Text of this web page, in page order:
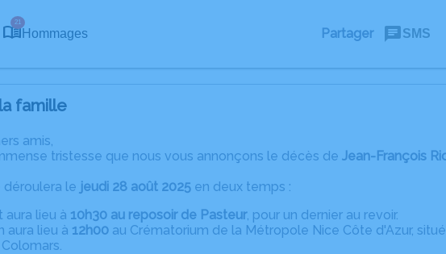
21
Hommages Partager SMS
famille
amis,
tristesse que nous vous annonçons le décès de Jean-François
déroulera le jeudi 28 août 2025 en deux temps :
aura lieu à 10h30 au reposoir de Pasteur, pour un dernier au revoir.
aura lieu à 12h00 au Crématorium de la Métropole Nice Côte d'Azur,